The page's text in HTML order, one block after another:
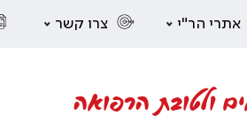
אתרי הר"י צרו קשר
ולטובת הרפואה